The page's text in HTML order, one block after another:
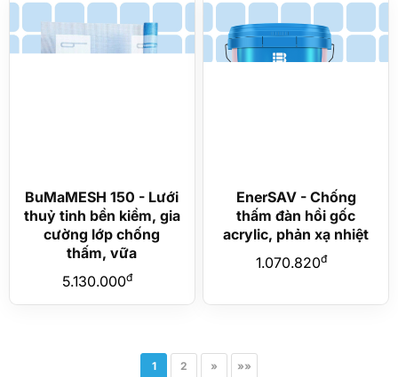
BuMaMESH 150 - Lưới
thuỷ tinh bền kiềm, gia
cường lớp chống
thấm, vữa
5.130.000đ
EnerSAV - Chống
thấm đàn hồi gốc
acrylic, phản xạ nhiệt
1.070.820đ
1 2 » »»